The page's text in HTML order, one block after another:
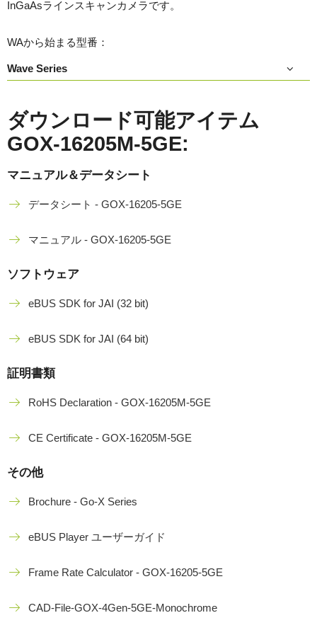
InGaAsラインスキャンカメラです。
WAから始まる型番：
Wave Series
ダウンロード可能アイテム
GOX-16205M-5GE:
マニュアル＆データシート
データシート - GOX-16205-5GE
マニュアル - GOX-16205-5GE
ソフトウェア
eBUS SDK for JAI (32 bit)
eBUS SDK for JAI (64 bit)
証明書類
RoHS Declaration - GOX-16205M-5GE
CE Certificate - GOX-16205M-5GE
その他
Brochure - Go-X Series
eBUS Player ユーザーガイド
Frame Rate Calculator - GOX-16205-5GE
CAD-File-GOX-4Gen-5GE-Monochrome